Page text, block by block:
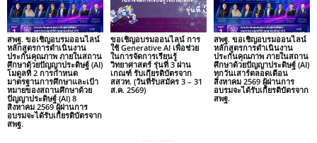
สพฐ. ขอเชิญอบรมออนไลน์
หลักสูตรการดำเนินงาน
ประกันคุณภาพ ภายในสถาน
ศึกษาด้วยปัญญาประดิษฐ์ (AI)
โมดูลที่ 2 การกำหนด
มาตรฐานการศึกษาและเป้า
หมายของสถานศึกษาด้วย
ปัญญาประดิษฐ์ (AI) 8
สิงหาคม 2569 ผู้ผ่านการ
อบรมจะได้รับเกียรติบัตรจาก
สพฐ.
ขอเชิญอบรมออนไลน์ การ
ใช้ Generative AI เพื่อช่วย
ในการจัดการเรียนรู้
วิทยาศาสตร์ รุ่นที่ 3 ผ่าน
เกณฑ์ รับเกียรติบัตรจาก
สสวท. (วันที่รับสมัคร 3 – 31
ส.ค. 2569)
สพฐ. ขอเชิญอบรมออนไลน์
หลักสูตรการดำเนินงาน
ประกันคุณภาพ ภายในสถาน
ศึกษาด้วยปัญญาประดิษฐ์ (AI)
ทุกวันเสาร์ตลอดเดือน
สิงหาคม 2569 ผู้ผ่านการ
อบรมจะได้รับเกียรติบัตรจาก
สพฐ.